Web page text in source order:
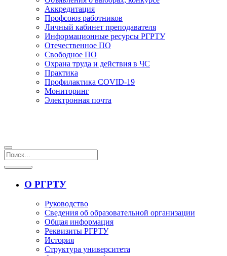
Аккредитация
Профсоюз работников
Личный кабинет преподавателя
Информационные ресурсы РГРТУ
Отечественное ПО
Свободное ПО
Охрана труда и действия в ЧС
Практика
Профилактика COVID-19
Мониторинг
Электронная почта
О РГРТУ
Руководство
Сведения об образовательной организации
Общая информация
Реквизиты РГРТУ
История
Структура университета